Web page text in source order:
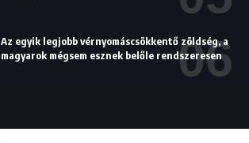
Az egyik legjobb vérnyomáscsökkentő zöldség, a
magyarok mégsem esznek belőle rendszeresen